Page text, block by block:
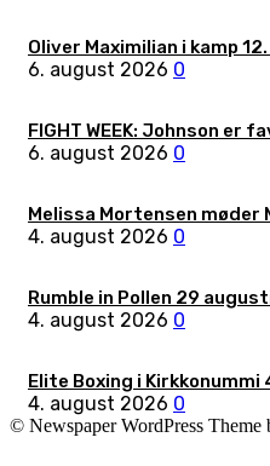
Oliver Maximilian i kamp
6. august 2026 0
FIGHT WEEK: Johnson er
6. august 2026 0
Melissa Mortensen møder
4. august 2026 0
Rumble in Pollen 29
4. august 2026 0
Elite Boxing i
4. august 2026 0
© Newspaper WordPress Theme